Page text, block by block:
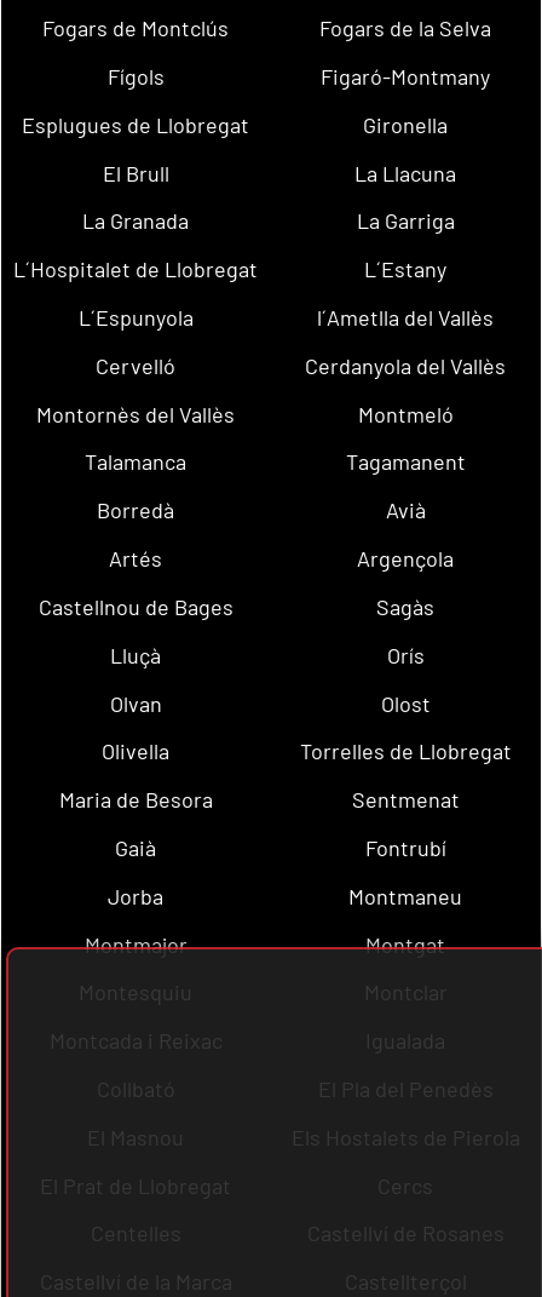
Fogars de Montclús
Fogars de la Selva
Fígols
Figaró-Montmany
Esplugues de Llobregat
Gironella
El Brull
La Llacuna
La Granada
La Garriga
L´Hospitalet de Llobregat
L´Estany
L´Espunyola
l´Ametlla del Vallès
Cervelló
Cerdanyola del Vallès
Montornès del Vallès
Montmeló
Talamanca
Tagamanent
Borredà
Avià
Artés
Argençola
Castellnou de Bages
Sagàs
Lluçà
Orís
Olvan
Olost
Olivella
Torrelles de Llobregat
Maria de Besora
Sentmenat
Gaià
Fontrubí
Jorba
Montmaneu
Montmajor
Montgat
Montesquiu
Montclar
Montcada i Reixac
Igualada
Collbató
El Pla del Penedès
El Masnou
Els Hostalets de Pierola
El Prat de Llobregat
Cercs
Centelles
Castellví de Rosanes
Castellví de la Marca
Castellterçol